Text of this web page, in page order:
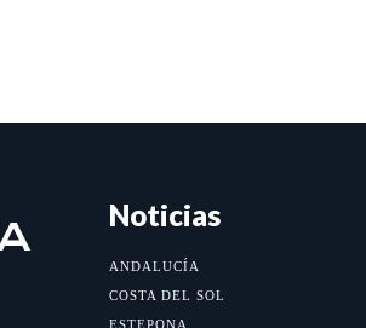
Noticias
ANDALUCÍA
COSTA DEL SOL
ESTEPONA